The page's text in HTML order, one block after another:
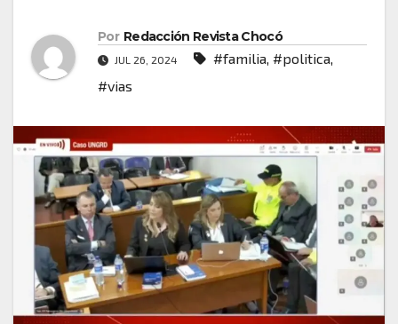
Por Redacción Revista Chocó
JUL 26, 2024 #familia, #politica,
#vias